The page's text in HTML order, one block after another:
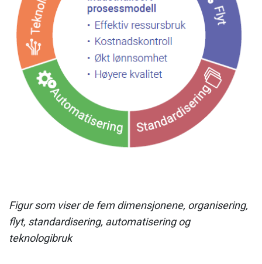
Figur som viser de fem dimensjonene, organisering,
flyt, standardisering, automatisering og
teknologibruk